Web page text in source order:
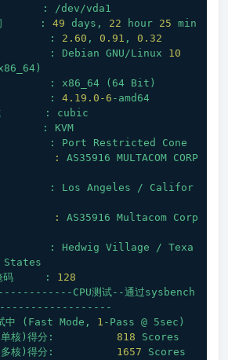
:
/dev/vda1
: 49 days, 22 hour 25 min
: 2.60 , 0.91 ,
0.32
: Debian GNU/Linux
10
: x86_64 (64 Bit)
: 4.19 .0 -6 -amd64
:
cubic
:
KVM
: Port Restricted
Cone
:
AS35916 MULTACOM CORP
: Los Angeles /
Califor
:
AS35916 Multacom Corp
: Hedwig Village / Texa
States
码 :
128
CPU测试--通过sysbench
中 (Fast Mode, 1 -Pass @ 5sec)
核)得分: 818
Scores
核)得分: 1657 Scores